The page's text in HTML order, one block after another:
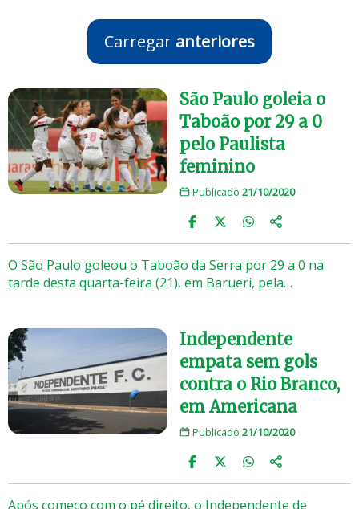
Carregar anteriores
São Paulo goleia o
Taboão por 29 a 0
pelo Paulista
feminino
Publicado 21/10/2020
O São Paulo goleou o Taboão da Serra por 29 a 0 na
tarde desta quarta-feira (21), em Barueri, pela…
Independente
empata sem gols
contra o Rio Branco,
em Americana
Publicado 21/10/2020
Após começo com o pé direito, o Independente de